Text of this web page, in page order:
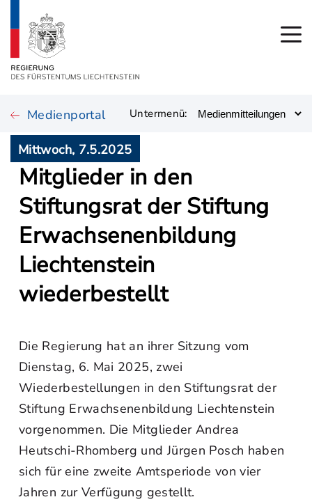
Medienportal Untermenü:
Mittwoch, 7.5.2025
Mitglieder in den
Stiftungsrat der Stiftung
Erwachsenenbildung
Liechtenstein
wiederbestellt
Die Regierung hat an ihrer Sitzung vom
Dienstag, 6. Mai 2025, zwei
Wiederbestellungen in den Stiftungsrat der
Stiftung Erwachsenenbildung Liechtenstein
vorgenommen. Die Mitglieder Andrea
Heutschi-Rhomberg und Jürgen Posch haben
sich für eine zweite Amtsperiode von vier
Jahren zur Verfügung gestellt.